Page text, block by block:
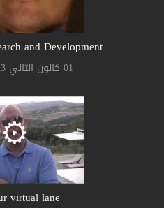
and Development
01 كانون الثاني 2013, 12:00 ص
virtual lane